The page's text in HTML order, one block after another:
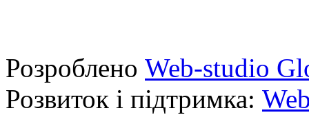
Розроблено Web-studio
Розвиток і підтримка: